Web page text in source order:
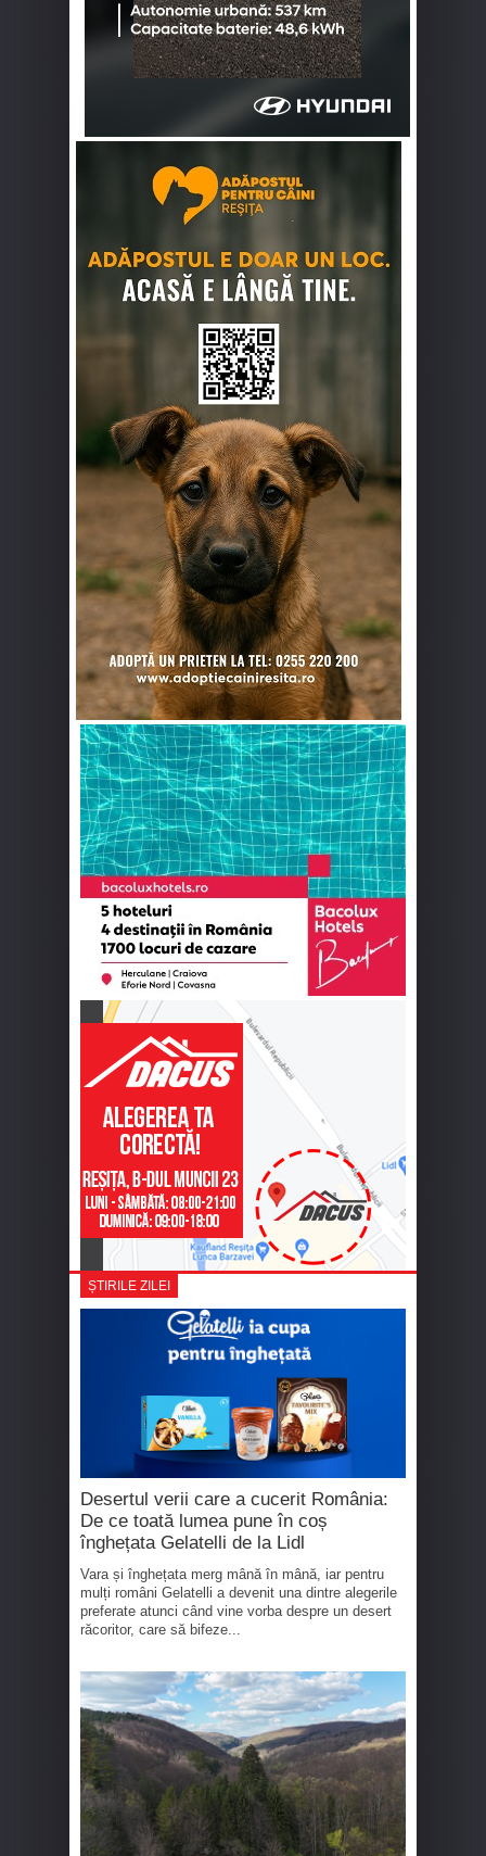
ȘTIRILE ZILEI
Desertul verii care a cucerit România:
De ce toată lumea pune în coș
înghețata Gelatelli de la Lidl
Vara și înghețata merg mână în mână, iar pentru
mulți români Gelatelli a devenit una dintre alegerile
preferate atunci când vine vorba despre un desert
răcoritor, care să bifeze...